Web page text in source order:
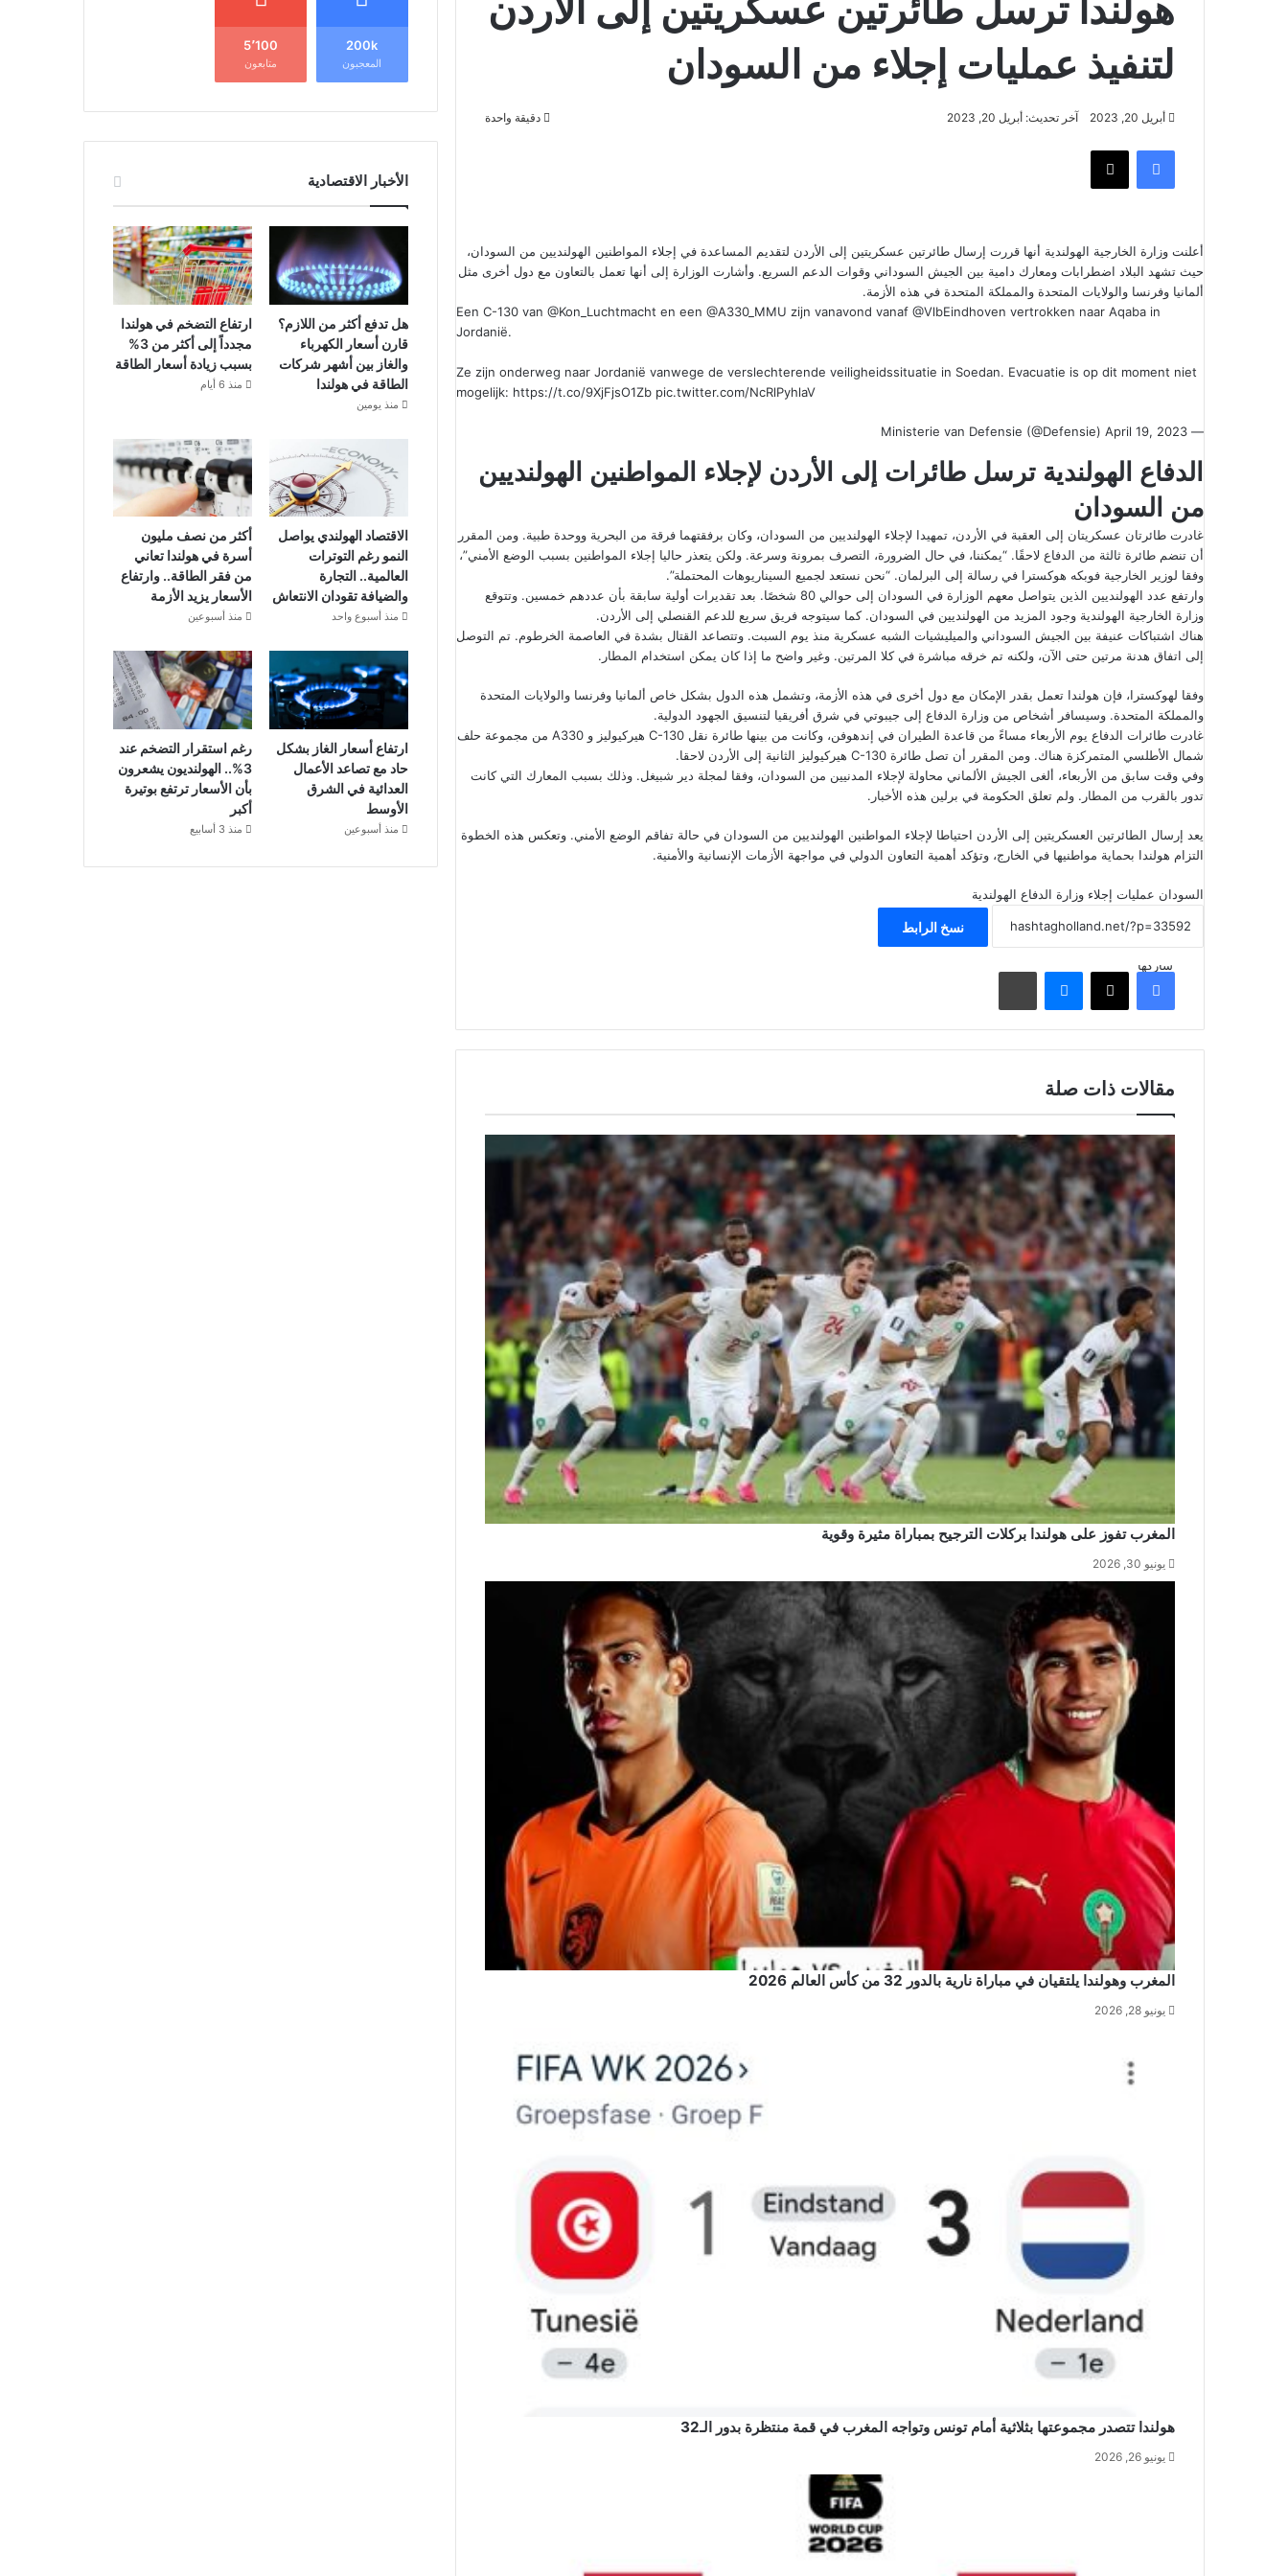
هولندا ترسل طائرتين عسكريتين إلى الأردن
لتنفيذ عمليات إجلاء من السودان
أبريل 20, 2023 آخر تحديث: أبريل 20, 2023 دقيقة واحدة
فيسبوك ‫X
أعلنت وزارة الخارجية الهولندية أنها قررت إرسال طائرتين عسكريتين إلى الأردن لتقديم المساعدة في إجلاء المواطنين الهولنديين من السودان،
حيث تشهد البلاد اضطرابات ومعارك دامية بين الجيش السوداني وقوات الدعم السريع. وأشارت الوزارة إلى أنها تعمل بالتعاون مع دول أخرى مثل
ألمانيا وفرنسا والولايات المتحدة والمملكة المتحدة في هذه الأزمة.
Een C-130 van @Kon_Luchtmacht en een @A330_MMU zijn vanavond vanaf @VlbEindhoven vertrokken naar Aqaba in
Jordanië.
Ze zijn onderweg naar Jordanië vanwege de verslechterende veiligheidssituatie in Soedan. Evacuatie is op dit moment niet
mogelijk: https://t.co/9XjFjsO1Zb pic.twitter.com/NcRlPyhlaV
— Ministerie van Defensie (@Defensie)
April 19, 2023
الدفاع الهولندية ترسل طائرات إلى الأردن لإجلاء المواطنين الهولنديين
من السودان
غادرت طائرتان عسكريتان إلى العقبة في الأردن، تمهيدا لإجلاء الهولنديين من السودان، وكان برفقتهما فرقة من البحرية ووحدة طبية. ومن المقرر
أن تنضم طائرة ثالثة من الدفاع لاحقًا. “يمكننا، في حال الضرورة، التصرف بمرونة وسرعة. ولكن يتعذر حاليا إجلاء المواطنين بسبب الوضع الأمني”،
وفقا لوزير الخارجية فوبكه هوكسترا في رسالة إلى البرلمان. “نحن نستعد لجميع السيناريوهات المحتملة”.
وارتفع عدد الهولنديين الذين يتواصل معهم الوزارة في السودان إلى حوالي 80 شخصًا. بعد تقديرات أولية سابقة بأن عددهم خمسين. وتتوقع
وزارة الخارجية الهولندية وجود المزيد من الهولنديين في السودان. كما سيتوجه فريق سريع للدعم القنصلي إلى الأردن.
هناك اشتباكات عنيفة بين الجيش السوداني والميليشيات الشبه عسكرية منذ يوم السبت. وتتصاعد القتال بشدة في العاصمة الخرطوم. تم التوصل
إلى اتفاق هدنة مرتين حتى الآن، ولكنه تم خرقه مباشرة في كلا المرتين. وغير واضح ما إذا كان يمكن استخدام المطار.
وفقا لهوكسترا، فإن هولندا تعمل بقدر الإمكان مع دول أخرى في هذه الأزمة، وتشمل هذه الدول بشكل خاص ألمانيا وفرنسا والولايات المتحدة
والمملكة المتحدة. وسيسافر أشخاص من وزارة الدفاع إلى جيبوتي في شرق أفريقيا لتنسيق الجهود الدولية.
غادرت طائرات الدفاع يوم الأربعاء مساءً من قاعدة الطيران في إندهوفن، وكانت من بينها طائرة نقل C-130 هيركيوليز و A330 من مجموعة حلف
شمال الأطلسي المتمركزة هناك. ومن المقرر أن تصل طائرة C-130 هيركيوليز الثانية إلى الأردن لاحقا.
وفي وقت سابق من الأربعاء، ألغى الجيش الألماني محاولة لإجلاء المدنيين من السودان، وفقا لمجلة دير شبيغل. وذلك بسبب المعارك التي كانت
تدور بالقرب من المطار. ولم تعلق الحكومة في برلين هذه الأخبار.
يعد إرسال الطائرتين العسكريتين إلى الأردن احتياطا لإجلاء المواطنين الهولنديين من السودان في حالة تفاقم الوضع الأمني. وتعكس هذه الخطوة
التزام هولندا بحماية مواطنيها في الخارج، وتؤكد أهمية التعاون الدولي في مواجهة الأزمات الإنسانية والأمنية.
السودان عمليات إجلاء وزارة الدفاع الهولندية
نسخ الرابط
شاركهافيسبوك ‫X ماسنجر مشاركة عبر البريد
مقالات ذات صلة
المغرب تفوز على هولندا بركلات الترجيح بمباراة مثيرة وقوية
يونيو 30, 2026
المغرب وهولندا يلتقيان في مباراة نارية بالدور 32 من كأس العالم 2026
يونيو 28, 2026
هولندا تتصدر مجموعتها بثلاثية أمام تونس وتواجه المغرب في قمة منتظرة بدور الـ32
يونيو 26, 2026
200k
المعجبون
5٬100
متابعون
الأخبار الاقتصادية
هل تدفع أكثر من اللازم؟
قارن أسعار الكهرباء
والغاز بين أشهر شركات
الطاقة في هولندا
منذ يومين
ارتفاع التضخم في هولندا
مجدداً إلى أكثر من 3%
بسبب زيادة أسعار الطاقة
منذ 6 أيام
الاقتصاد الهولندي يواصل
النمو رغم التوترات
العالمية.. التجارة
والضيافة تقودان الانتعاش
منذ أسبوع واحد
أكثر من نصف مليون
أسرة في هولندا تعاني
من فقر الطاقة.. وارتفاع
الأسعار يزيد الأزمة
منذ أسبوعين
ارتفاع أسعار الغاز بشكل
حاد مع تصاعد الأعمال
العدائية في الشرق
الأوسط
منذ أسبوعين
رغم استقرار التضخم عند
3%.. الهولنديون يشعرون
بأن الأسعار ترتفع بوتيرة
أكبر
منذ 3 أسابيع